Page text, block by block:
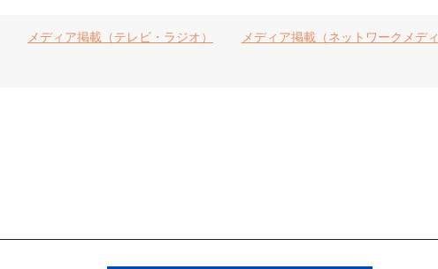
メディア掲載（テレビ・ラジオ） メディア掲載（ネットワークメディ